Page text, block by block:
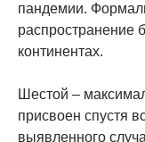
пандемии.
распространение
континентах.
Шестой –
присвоен спустя
выявленного